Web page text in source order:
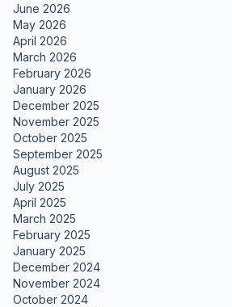
June 2026
May 2026
April 2026
March 2026
February 2026
January 2026
December 2025
November 2025
October 2025
September 2025
August 2025
July 2025
April 2025
March 2025
February 2025
January 2025
December 2024
November 2024
October 2024